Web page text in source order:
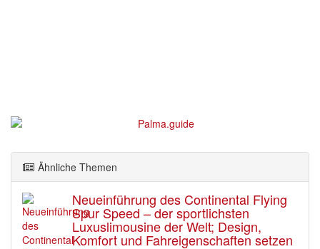
Ähnliche Themen
Neueinführung des Continental Flying
Spur Speed – der sportlichsten
Luxuslimousine der Welt; Design,
Komfort und Fahreigenschaften setzen